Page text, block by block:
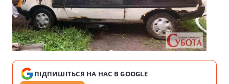
ПІДПИШІТЬСЯ НА НАС В GOOGLE